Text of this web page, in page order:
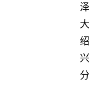
泽
大
绍
兴
分